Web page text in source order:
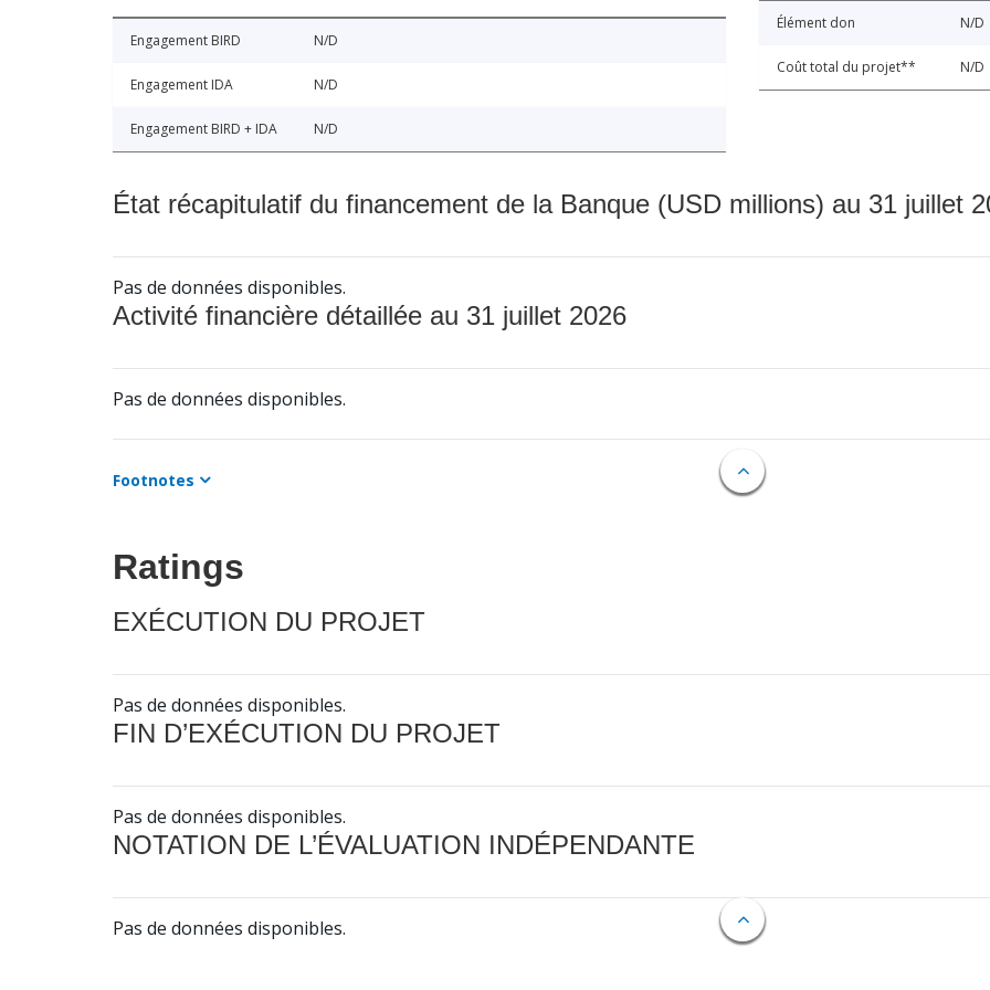
Engagement BIRD N/D
Engagement IDA N/D
Engagement BIRD + IDA N/D
Élément don N/D
Coût total du projet** N/D
État récapitulatif du financement de la Banque (USD millions) au 31 juillet
Pas de données disponibles.
Activité financière détaillée au 31 juillet 2026
Pas de données disponibles.
Footnotes
Ratings
EXÉCUTION DU PROJET
Pas de données disponibles.
FIN D’EXÉCUTION DU PROJET
Pas de données disponibles.
NOTATION DE L’ÉVALUATION INDÉPENDANTE
Pas de données disponibles.